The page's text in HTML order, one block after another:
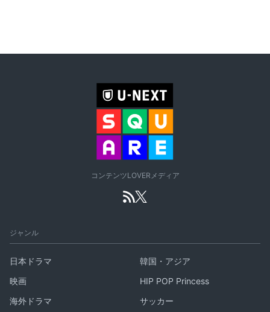
コンテンツLOVERメディア
ジャンル
日本ドラマ
韓国・アジア
映画
HIP POP Princess
海外ドラマ
サッカー